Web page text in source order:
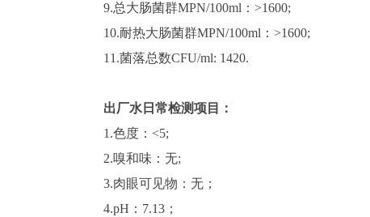
9.总大肠菌群MPN/100ml：>1600;
10.耐热大肠菌群MPN/100ml：>1600;
11.菌落总数CFU/ml: 1420.
出厂水日常检测项目：
1.色度：<5;
2.嗅和味：无;
3.肉眼可见物：无；
4.pH：7.13；